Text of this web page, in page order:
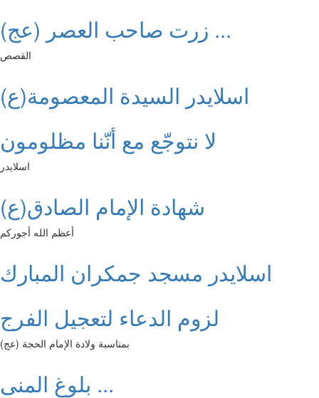
زرت صاحب العصر (عج) ...
القصص
اسلايدر السيدة المعصومة(ع)
لا نتوجّع مع أنّنا مظلومون
اسلايدر
شهادة الإمام الصادق(ع)
أعظم الله أجوركم
اسلايدر مسجد جمكران المبارك
لزوم الدعاء لتعجيل الفرج
بمناسبة ولادة الإمام الحجة (عج)
بلوغ المنى ...